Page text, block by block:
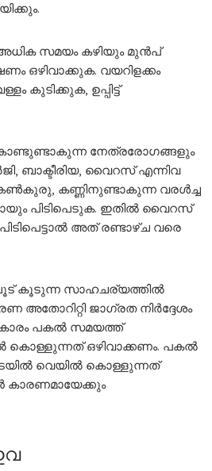
സമയം കഴിയും മുന്‍പ്
ഒഴിവാക്കുക. വയറിളക്കം
കുടിക്കുക, ഉപ്പിട്ട്
നേത്രരോഗങ്ങളും
ബാക്ടീരിയ, വൈറസ് എന്നിവ
കണ്‍കുരു, കണ്ണിനുണ്ടാകുന്ന വരള്‍ച്ച
പിടിപെടുക. ഇതില്‍ വൈറസ്
അത് രണ്ടാഴ്ച വരെ
കൂടുന്ന സാഹചര്യത്തില്‍
അതോറിറ്റി ജാഗ്രത നിര്‍ദ്ദേശം
പകല്‍ സമയത്ത്
ഒഴിവാക്കണം. പകല്‍
വെയില്‍ കൊള്ളുന്നത്